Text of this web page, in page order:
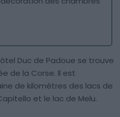
Duc de Padoue se trouve
de la Corse. Il est
de kilomètres des lacs de
et le lac de Melu.